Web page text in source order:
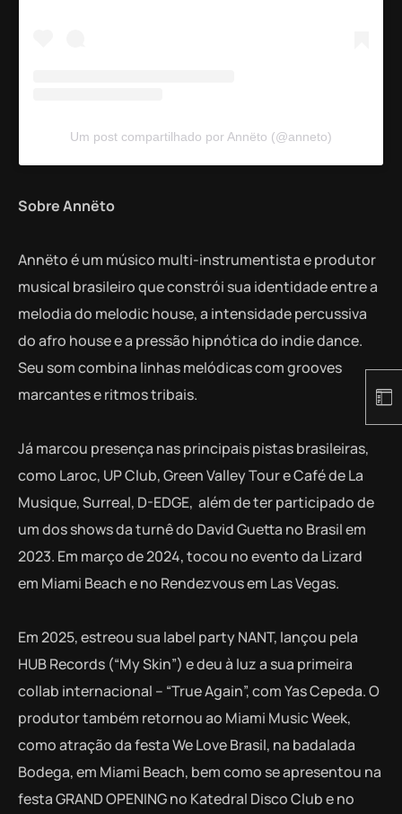
Um post compartilhado por Annëto (@anneto)
Sobre Annëto
Annëto é um músico multi-instrumentista e produtor
musical brasileiro que constrói sua identidade entre a
melodia do melodic house, a intensidade percussiva
do afro house e a pressão hipnótica do indie dance.
Seu som combina linhas melódicas com grooves
marcantes e ritmos tribais.
Já marcou presença nas principais pistas brasileiras,
como Laroc, UP Club, Green Valley Tour e Café de La
Musique, Surreal, D-EDGE, além de ter participado de
um dos shows da turnê do David Guetta no Brasil em
2023. Em março de 2024, tocou no evento da Lizard
em Miami Beach e no Rendezvous em Las Vegas.
Em 2025, estreou sua label party NANT, lançou pela
HUB Records (“My Skin”) e deu à luz a sua primeira
collab internacional – “True Again”, com Yas Cepeda. O
produtor também retornou ao Miami Music Week,
como atração da festa We Love Brasil, na badalada
Bodega, em Miami Beach, bem como se apresentou na
festa GRAND OPENING no Katedral Disco Club e no